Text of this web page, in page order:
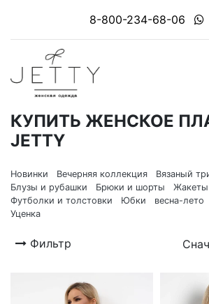
8-800-234-68-06
КУПИТЬ ЖЕНСКОЕ
JETTY
Новинки Вечерняя коллекция Вязаный
Блузы и рубашки
Брюки и шорты
Футболки и толстовки
Юбки весна-лето
Уценка
Фильтр